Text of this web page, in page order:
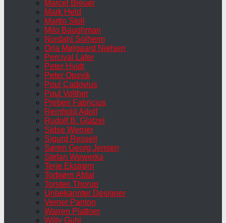
Marcel Breuer
Mark Held
Martin Stoll
Milo Baughman
Nordahl Solheim
Orla Mølgaard Nielsen
Percival Lafer
Peter Hvidt
Peter Opsvik
Poul Cadovius
Poul Volther
Preben Fabricius
Reinhold Adolf
Rudolf B. Glatzel
Sidse Werner
Sigurd Ressell
Søren Georg Jensen
Stefan Wewerka
Terje Ekstrøm
Torbjørn Afdal
Torsten Thorup
Unbekannter Designer
Verner Panton
Warren Plattner
Willy Guhl